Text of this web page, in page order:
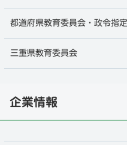
都道府県教育委員会・政令指
三重県教育委員会
企業情報